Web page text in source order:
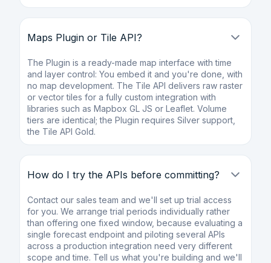
Maps Plugin or Tile API?
The Plugin is a ready-made map interface with time
and layer control: You embed it and you're done, with
no map development. The Tile API delivers raw raster
or vector tiles for a fully custom integration with
libraries such as Mapbox GL JS or Leaflet. Volume
tiers are identical; the Plugin requires Silver support,
the Tile API Gold.
How do I try the APIs before committing?
Contact our sales team and we'll set up trial access
for you. We arrange trial periods individually rather
than offering one fixed window, because evaluating a
single forecast endpoint and piloting several APIs
across a production integration need very different
scope and time. Tell us what you're building and we'll